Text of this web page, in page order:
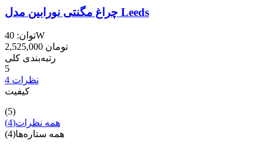
چراغ مگنتی نورابین مدل Leeds
توان: 40W
2,525,000 تومان
رتبه‌بندی کلی
5
4 نظرات
کیفیت
(5)
همه نظرات(4)
همه ستاره‌ها(4)